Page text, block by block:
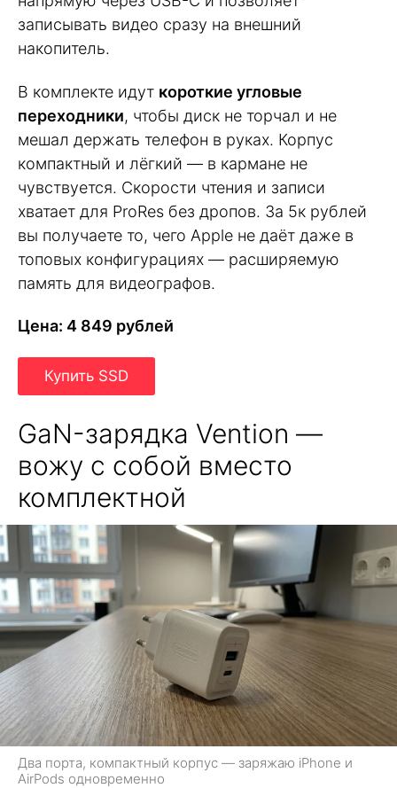
записывать видео сразу на внешний
накопитель.
В комплекте идут короткие угловые
переходники, чтобы диск не торчал и не
мешал держать телефон в руках. Корпус
компактный и лёгкий — в кармане не
чувствуется. Скорости чтения и записи
хватает для ProRes без дропов. За 5к рублей
вы получаете то, чего Apple не даёт даже в
топовых конфигурациях — расширяемую
память для видеографов.
Цена: 4 849 рублей
Купить SSD
GaN-зарядка Vention —
вожу с собой вместо
комплектной
Два порта, компактный корпус — заряжаю iPhone и
AirPods одновременно